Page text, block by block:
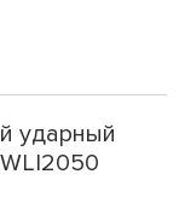
ударный